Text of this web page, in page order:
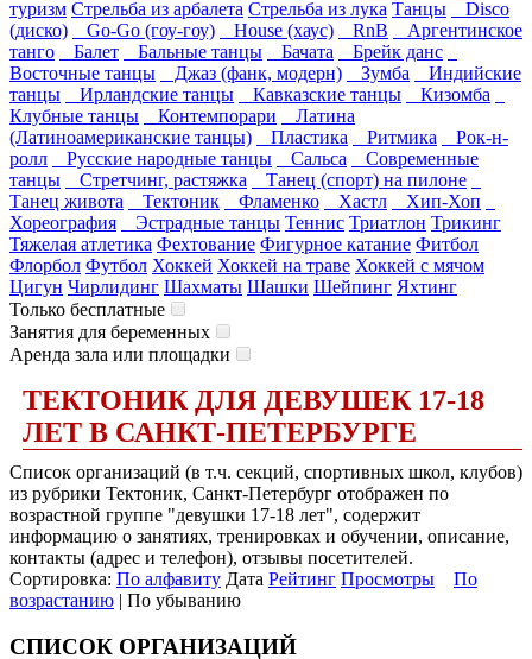
туризм Стрельба из арбалета Стрельба из лука Танцы
Disco
(диско)
Go-Go (гоу-гоу) House (хаус) RnB
Аргентинское
танго
Балет Бальные танцы Бачата
Брейк данс
Восточные танцы
Джаз (фанк, модерн) Зумба
Индийские
танцы
Ирландские танцы Кавказские танцы
Кизомба
Клубные танцы
Контемпорари
Латина
(Латиноамериканские танцы)
Пластика Ритмика
Рок-н-
ролл
Русские народные танцы Сальса
Современные
танцы
Стретчинг, растяжка
Танец (спорт) на пилоне
Танец живота
Тектоник Фламенко Хастл
Хип-Хоп
Хореография
Эстрадные танцы Теннис Триатлон Трикинг
Тяжелая атлетика Фехтование Фигурное катание Фитбол
Флорбол Футбол Хоккей Хоккей на траве Хоккей с мячом
Цигун Чирлидинг Шахматы Шашки Шейпинг Яхтинг
Только бесплатные
Занятия для беременных
Аренда зала или площадки
ТЕКТОНИК ДЛЯ ДЕВУШЕК 17-18
ЛЕТ В САНКТ-ПЕТЕРБУРГЕ
Список организаций (в т.ч. секций, спортивных школ, клубов)
из рубрики Тектоник, Санкт-Петербург отображен по
возрастной группе "девушки 17-18 лет", содержит
информацию о занятиях, тренировках и обучении, описание,
контакты (адрес и телефон), отзывы посетителей.
Сортировка: По алфавиту Дата Рейтинг Просмотры
По
возрастанию | По убыванию
СПИСОК ОРГАНИЗАЦИЙ